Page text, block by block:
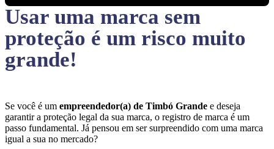
Usar uma marca sem
proteção é um risco muito
grande!
Se você é um empreendedor(a) de Timbó Grande e deseja
garantir a proteção legal da sua marca, o registro de marca é um
passo fundamental. Já pensou em ser surpreendido com uma marca
igual a sua no mercado?